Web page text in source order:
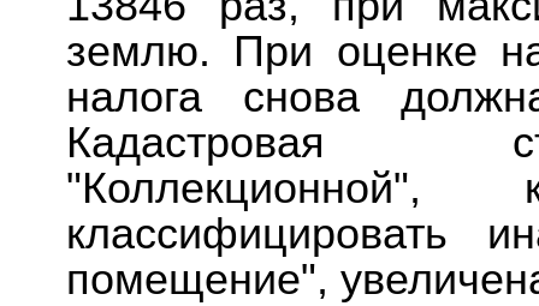
землю. При оценке
налога снова
Кадастровая
классифицировать
помещение",